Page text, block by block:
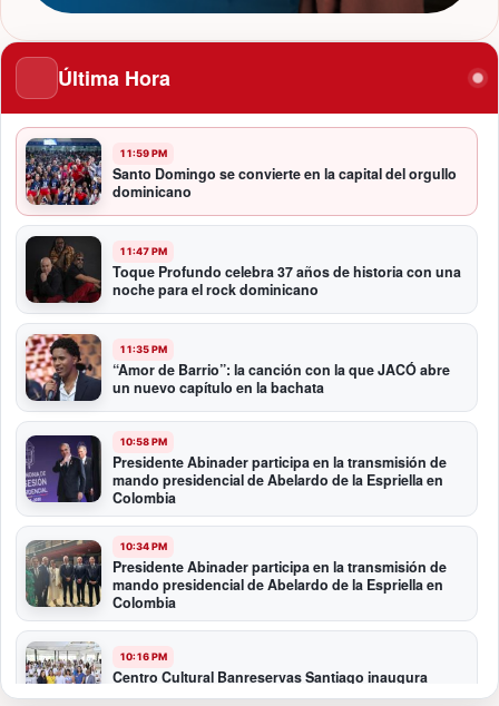
Última Hora
11:59 PM
Santo Domingo se convierte en la capital del orgullo
dominicano
11:47 PM
Toque Profundo celebra 37 años de historia con una
noche para el rock dominicano
11:35 PM
“Amor de Barrio”: la canción con la que JACÓ abre
un nuevo capítulo en la bachata
10:58 PM
Presidente Abinader participa en la transmisión de
mando presidencial de Abelardo de la Espriella en
Colombia
10:34 PM
Presidente Abinader participa en la transmisión de
mando presidencial de Abelardo de la Espriella en
Colombia
10:16 PM
Centro Cultural Banreservas Santiago inaugura
Primer Congreso de Artesanos de Santiago